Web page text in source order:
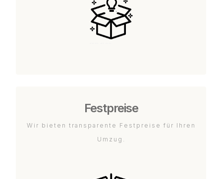
Festpreise
Wir bieten transparente Festpreise für Ihren
Umzug.